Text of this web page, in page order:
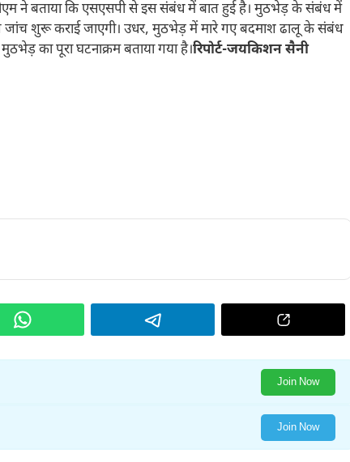
ने बताया कि एसएसपी से इस संबंध में बात हुई है। मुठभेड़ के संबंध में
जांच शुरू कराई जाएगी। उधर, मुठभेड़ में मारे गए बदमाश ढालू के संबंध
का पूरा घटनाक्रम बताया गया है।रिपोर्ट-जयकिशन सैनी
Join Now
Join Now